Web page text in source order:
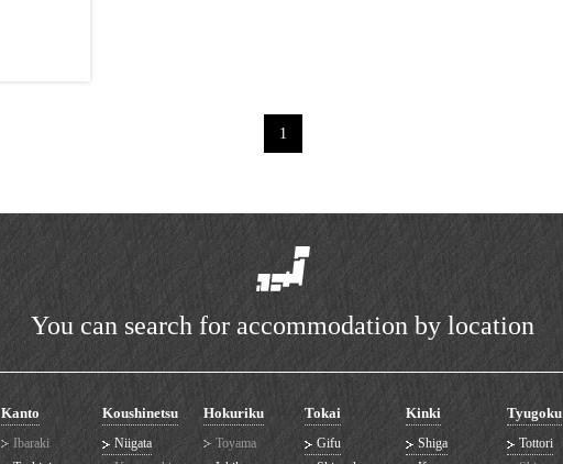
1
You can search for accommodation by location
Kanto
Ibaraki
Koushinetsu
Niigata
Hokuriku
Toyama
Tokai
Gifu
Kinki
Shiga
Tyugoku
Tottori